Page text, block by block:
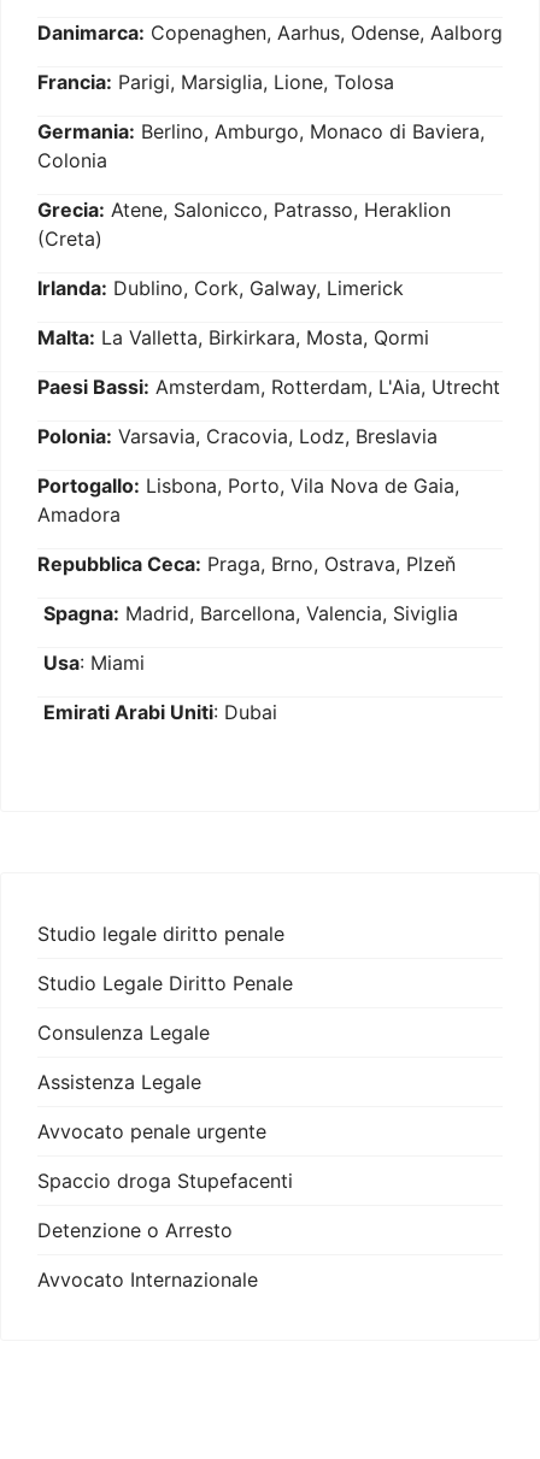
Danimarca: Copenaghen, Aarhus, Odense, Aalborg
Francia: Parigi, Marsiglia, Lione, Tolosa
Germania: Berlino, Amburgo, Monaco di Baviera,
Colonia
Grecia: Atene, Salonicco, Patrasso, Heraklion
(Creta)
Irlanda: Dublino, Cork, Galway, Limerick
Malta: La Valletta, Birkirkara, Mosta, Qormi
Paesi Bassi: Amsterdam, Rotterdam, L'Aia, Utrecht
Polonia: Varsavia, Cracovia, Lodz, Breslavia
Portogallo: Lisbona, Porto, Vila Nova de Gaia,
Amadora
Repubblica Ceca: Praga, Brno, Ostrava, Plzeň
Spagna: Madrid, Barcellona, Valencia, Siviglia
Usa: Miami
Emirati Arabi Uniti: Dubai
Studio legale diritto penale
Studio Legale Diritto Penale
Consulenza Legale
Assistenza Legale
Avvocato penale urgente
Spaccio droga Stupefacenti
Detenzione o Arresto
Avvocato Internazionale